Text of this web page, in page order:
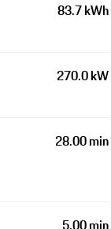
83.7 kWh
270.0 kW
28.00 min